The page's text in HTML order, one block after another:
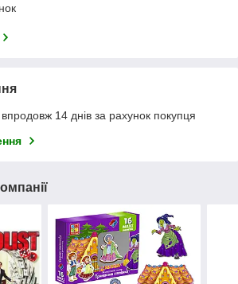
14 днів за рахунок покупця